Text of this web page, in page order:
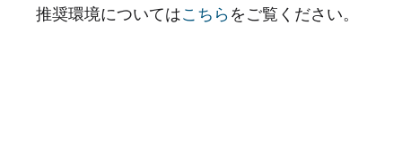
推奨環境についてはこちら をご覧ください。